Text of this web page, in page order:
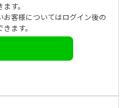
す。
お客様についてはログイン後の
ます。